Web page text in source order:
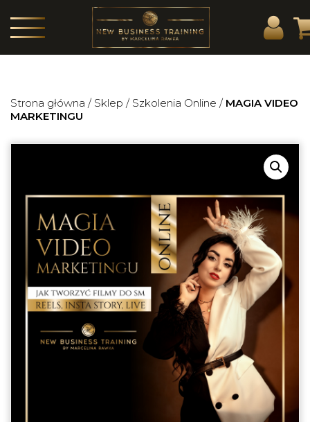
Strona główna / Sklep / Szkolenia Online / MAGIA VIDEO
MARKETINGU